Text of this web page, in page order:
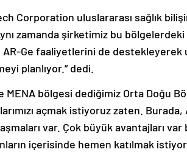
Corporation uluslararası sağlık
zamanda şirketimiz bu
AR-Ge faaliyetlerini de
planlıyor.” dedi.
MENA bölgesi dediğimiz Orta Doğu
açmak istiyoruz zaten. Burada,
var. Çok büyük avantajları
içerisinde hemen katılmak